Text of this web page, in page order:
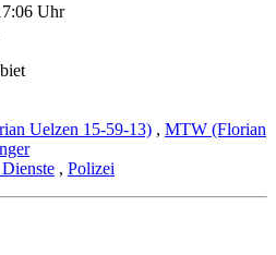
Uhr
Uelzen 15-59-13) , MTW (Florian
, Polizei